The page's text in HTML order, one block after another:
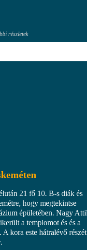
részletek
21 fő 10. B-s diák és
hogy megtekintse
épületében. Nagy
a templomot és és a
kora este hátralévő